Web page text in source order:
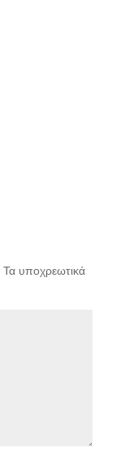
Τα υποχρεωτικά